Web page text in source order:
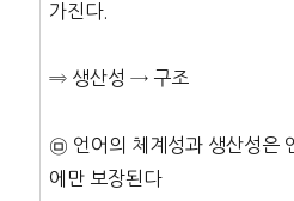
가진다.
⇒ 생산성 → 구조
㉤ 언어의 체계성과 생산성은
에만 보장된다